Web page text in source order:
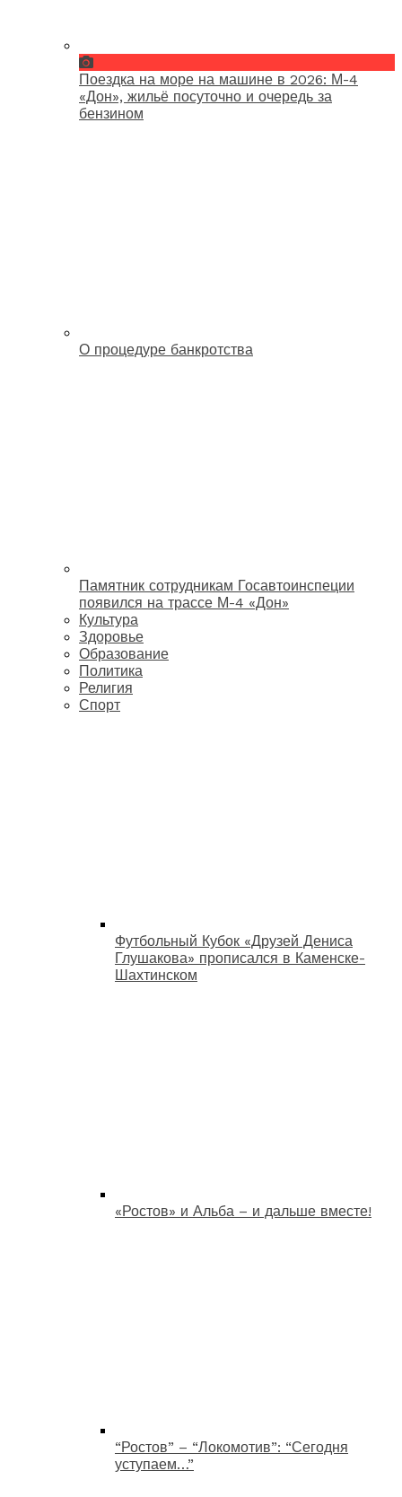
Поездка на море на машине в 2026: М-4
«Дон», жильё посуточно и очередь за
бензином
О процедуре банкротства
Памятник сотрудникам Госавтоинспеции
появился на трассе М-4 «Дон»
Культура
Здоровье
Образование
Политика
Религия
Спорт
Футбольный Кубок «Друзей Дениса
Глушакова» прописался в Каменске-
Шахтинском
«Ростов» и Альба – и дальше вместе!
“Ростов” – “Локомотив”: “Сегодня
уступаем…”